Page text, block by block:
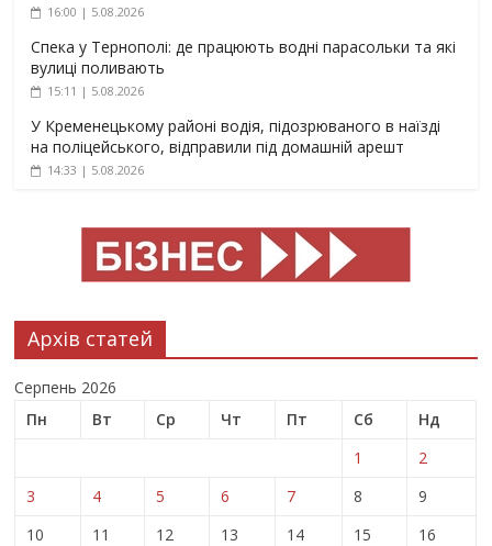
16:00 | 5.08.2026
Спека у Тернополі: де працюють водні парасольки та які
вулиці поливають
15:11 | 5.08.2026
У Кременецькому районі водія, підозрюваного в наїзді
на поліцейського, відправили під домашній арешт
14:33 | 5.08.2026
Архів статей
Серпень 2026
Пн
Вт Ср Чт Пт Сб
Нд
1
2
3
4 5 6 7 8
9
10
11 12 13 14 15
16